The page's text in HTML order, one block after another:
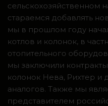
сельскохозяйственном
стараемся добавлять
мы в прошлом году
котлов и колонок, в
отопительного
мы заключили
колонок Нева, Рихтер и
аналогов. Также мы
представителем